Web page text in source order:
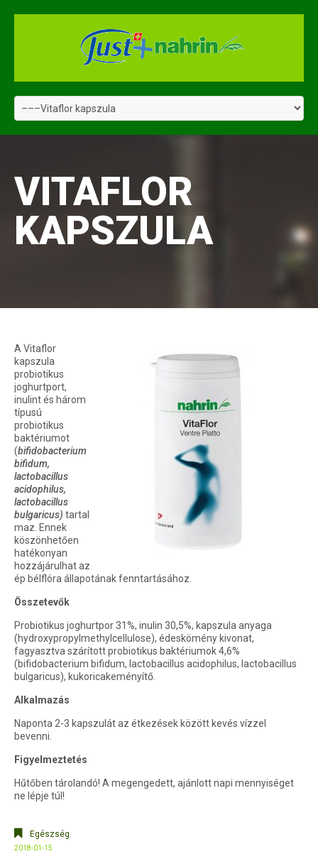
VITAFLOR
KAPSZULA
A Vitaflor
kapszula
probiotikus
joghurtport,
inulint és három
típusú
probiotikus
baktériumot
(bifidobacterium
bifidum,
lactobacillus
acidophilus,
lactobacillus
bulgaricus) tartal
maz. Ennek
köszönhetően
hatékonyan
hozzájárulhat az
ép bélflóra állapotának fenntartásához.
Összetevők
Probiotikus joghurtpor 31%, inulin 30,5%, kapszula anyaga
(hydroxypropylmethylcellulose), édeskömény kivonat,
fagyasztva szárított probiotikus baktériumok 4,6%
(bifidobacterium bifidum, lactobacillus acidophilus, lactobacillus
bulgaricus), kukoricakeményítő.
Alkalmazás
Naponta 2-3 kapszulát az étkezések között kevés vízzel
bevenni.
Figyelmeztetés
Hűtőben tárolandó! A megengedett, ajánlott napi mennyiséget
ne lépje túl!
Egészség
2018-01-15